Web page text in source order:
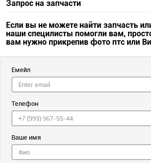
Запрос на запчасти
Если вы не можете найти запчасть
наши специлисты помогли вам,
вам нужно прикрепив фото птс или
Емейл
Телефон
Ваше имя